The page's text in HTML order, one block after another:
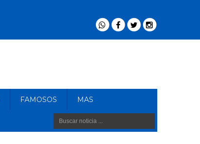
FAMOSOS MAS